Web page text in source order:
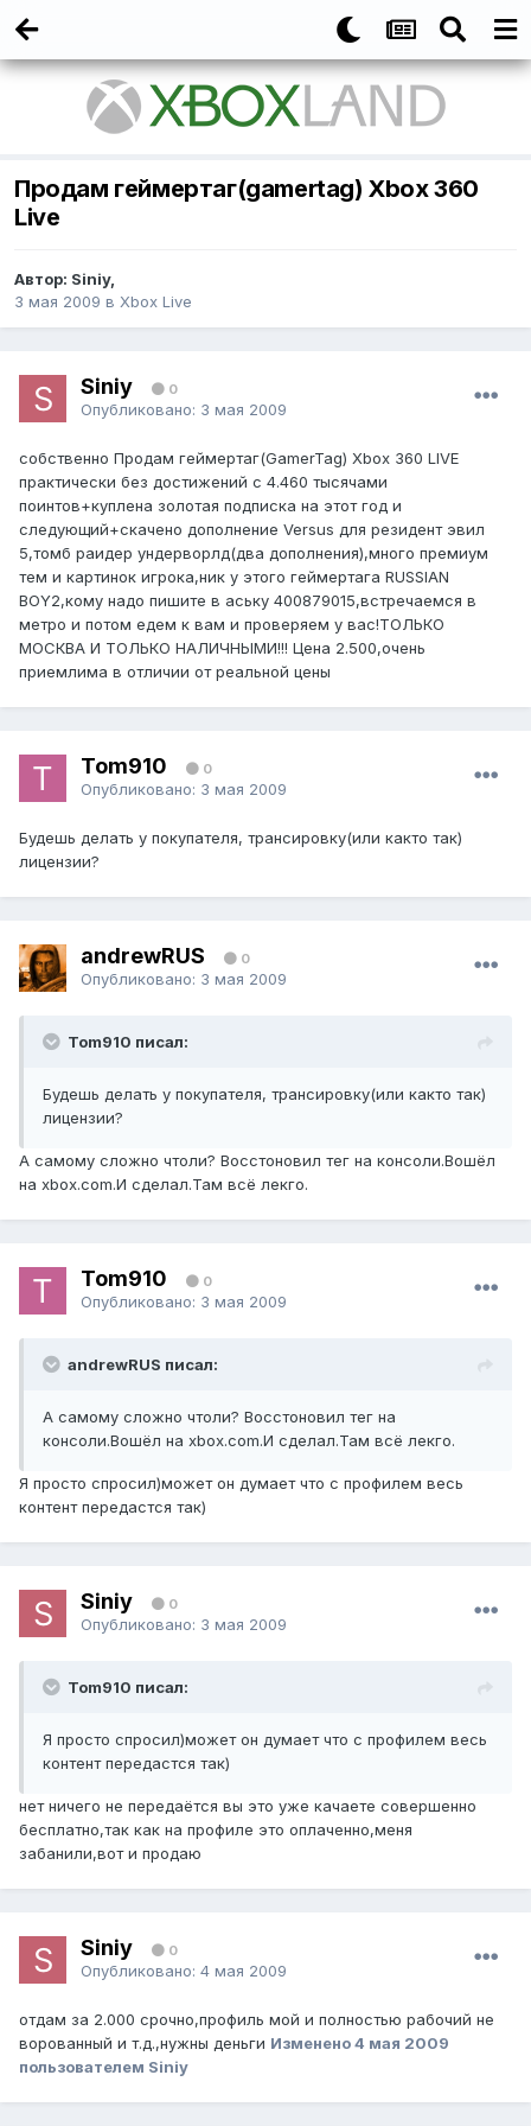
Продам геймертаг(gamertag) Xbox 360
Live
Автор: Siniy,
3 мая 2009 в Xbox Live
Siniy 0
Опубликовано: 3 мая 2009
собственно Продам геймертаг(GamerTag) Xbox 360 LIVE
практически без достижений с 4.460 тысячами
поинтов+куплена золотая подписка на этот год и
следующий+скачено дополнение Versus для резидент эвил
5,томб раидер ундерворлд(два дополнения),много премиум
тем и картинок игрока,ник у этого геймертага RUSSIAN
BOY2,кому надо пишите в аську 400879015,встречаемся в
метро и потом едем к вам и проверяем у вас!ТОЛЬКО
МОСКВА И ТОЛЬКО НАЛИЧНЫМИ!!! Цена 2.500,очень
приемлима в отличии от реальной цены
Tom910 0
Опубликовано: 3 мая 2009
Будешь делать у покупателя, трансировку(или както так)
лицензии?
andrewRUS 0
Опубликовано: 3 мая 2009
Tom910 писал:
Будешь делать у покупателя, трансировку(или както так)
лицензии?
А самому сложно чтоли? Восстоновил тег на консоли.Вошёл
на xbox.com.И сделал.Там всё лекго.
Tom910 0
Опубликовано: 3 мая 2009
andrewRUS писал:
А самому сложно чтоли? Восстоновил тег на
консоли.Вошёл на xbox.com.И сделал.Там всё лекго.
Я просто спросил)может он думает что с профилем весь
контент передастся так)
Siniy 0
Опубликовано: 3 мая 2009
Tom910 писал:
Я просто спросил)может он думает что с профилем весь
контент передастся так)
нет ничего не передаётся вы это уже качаете совершенно
бесплатно,так как на профиле это оплаченно,меня
забанили,вот и продаю
Siniy 0
Опубликовано: 4 мая 2009
отдам за 2.000 срочно,профиль мой и полностью рабочий не
ворованный и т.д.,нужны деньги Изменено4 мая 2009
пользователем Siniy